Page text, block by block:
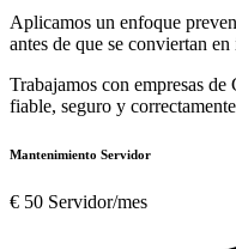
Aplicamos un enfoque
antes de que se conviertan
Trabajamos con empresas
fiable, seguro y
Mantenimiento Servidor
€ 50 Servidor/mes